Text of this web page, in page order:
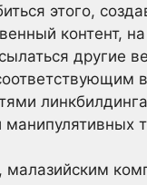
этого,
контент,
другие
малазийским